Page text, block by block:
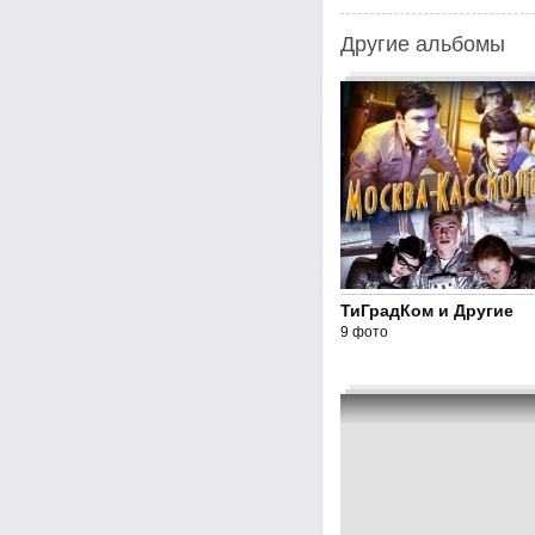
Другие альбомы
ТиГрадКом и Другие
9 фото